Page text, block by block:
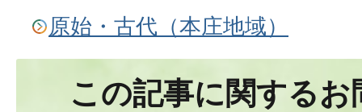
原始・古代（本庄地域）
この記事に関する